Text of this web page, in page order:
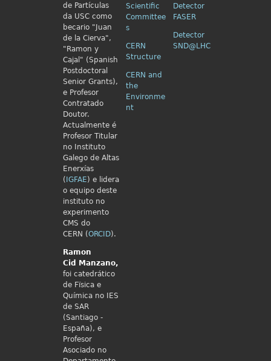
de Partículas
da USC como
becario "Juan
de la Cierva",
"Ramon y
Cajal" (Spanish
Postdoctoral
Senior Grants),
e Profesor
Contratado
Doutor.
Actualmente é
Profesor Titular
no Instituto
Galego de Altas
Enerxías
( IGFAE) e lidera
o equipo deste
instituto no
experimento
CMS do
CERN (ORCID).
Ramon
Cid
Manzano,
foi catedrático
de Fïsica e
Química no IES
de SAR
(Santiago -
España), e
Profesor
Asociado no
Scientific
Committee
s
CERN
Structure
CERN and
the
Environme
nt
Detector
FASER
Detector
SND@LHC